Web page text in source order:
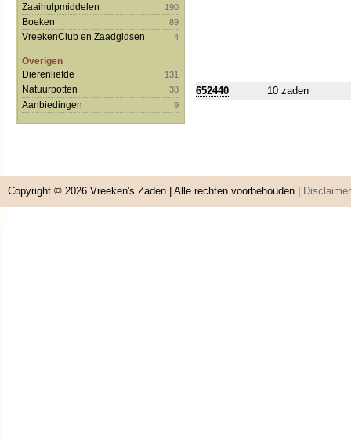
Zaaihulpmiddelen 190
Boeken 89
VreekenClub en Zaadgidsen 4
Overigen
Dierenliefde
131
Natuurpotten 38
Aanbiedingen 9
652440 10 zaden
Copyright © 2026 Vreeken's Zaden | Alle rechten voorbehouden | Disclaimer